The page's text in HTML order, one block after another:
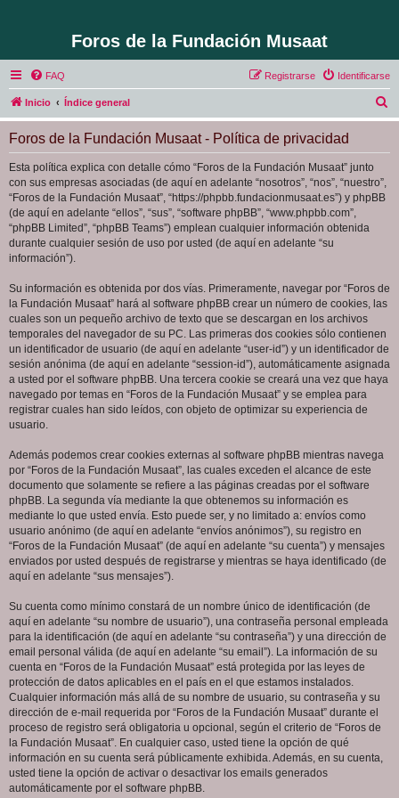
Foros de la Fundación Musaat
FAQ Identificarse
Registrarse
Inicio Índice general
u
Foros de la Fundación Musaat - Política de privacidad
Esta política explica con detalle cómo “Foros de la Fundación Musaat” junto
con sus empresas asociadas (de aquí en adelante “nosotros”, “nos”, “nuestro”,
“Foros de la Fundación Musaat”, “https://phpbb.fundacionmusaat.es”) y phpBB
(de aquí en adelante “ellos”, “sus”, “software phpBB”, “www.phpbb.com”,
“phpBB Limited”, “phpBB Teams”) emplean cualquier información obtenida
durante cualquier sesión de uso por usted (de aquí en adelante “su
información”).
Su información es obtenida por dos vías. Primeramente, navegar por “Foros de
la Fundación Musaat” hará al software phpBB crear un número de cookies, las
cuales son un pequeño archivo de texto que se descargan en los archivos
temporales del navegador de su PC. Las primeras dos cookies sólo contienen
un identificador de usuario (de aquí en adelante “user-id”) y un identificador de
sesión anónima (de aquí en adelante “session-id”), automáticamente asignada
a usted por el software phpBB. Una tercera cookie se creará una vez que haya
navegado por temas en “Foros de la Fundación Musaat” y se emplea para
registrar cuales han sido leídos, con objeto de optimizar su experiencia de
usuario.
Además podemos crear cookies externas al software phpBB mientras navega
por “Foros de la Fundación Musaat”, las cuales exceden el alcance de este
documento que solamente se refiere a las páginas creadas por el software
phpBB. La segunda vía mediante la que obtenemos su información es
mediante lo que usted envía. Esto puede ser, y no limitado a: envíos como
usuario anónimo (de aquí en adelante “envíos anónimos”), su registro en
“Foros de la Fundación Musaat” (de aquí en adelante “su cuenta”) y mensajes
enviados por usted después de registrarse y mientras se haya identificado (de
aquí en adelante “sus mensajes”).
Su cuenta como mínimo constará de un nombre único de identificación (de
aquí en adelante “su nombre de usuario”), una contraseña personal empleada
para la identificación (de aquí en adelante “su contraseña”) y una dirección de
email personal válida (de aquí en adelante “su email”). La información de su
cuenta en “Foros de la Fundación Musaat” está protegida por las leyes de
protección de datos aplicables en el país en el que estamos instalados.
Cualquier información más allá de su nombre de usuario, su contraseña y su
dirección de e-mail requerida por “Foros de la Fundación Musaat” durante el
proceso de registro será obligatoria u opcional, según el criterio de “Foros de
la Fundación Musaat”. En cualquier caso, usted tiene la opción de qué
información en su cuenta será públicamente exhibida. Además, en su cuenta,
usted tiene la opción de activar o desactivar los emails generados
automáticamente por el software phpBB.